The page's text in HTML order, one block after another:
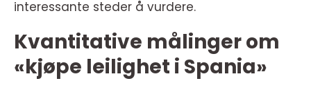
interessante steder å vurdere.
Kvantitative målinger om
«kjøpe leilighet i Spania»